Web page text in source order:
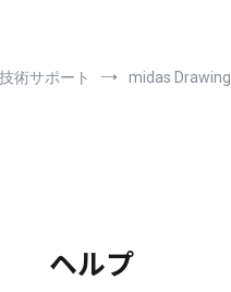
術サポート
midas Drawing
ヘルプ